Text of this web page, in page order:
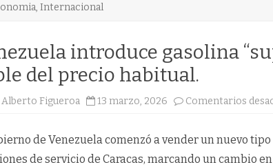
, Internacional
introduce gasolina
del precio habitual.
Alberto Figueroa 13 marzo, 2026 Comentarios
de Venezuela comenzó a vender un nuevo
de servicio de Caracas, marcando un cambio